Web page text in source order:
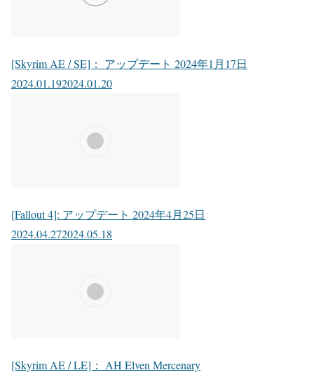
[Skyrim AE / SE]： アップデート 2024年1月17日
2024.01.192024.01.20
[Fallout 4]: アップデート 2024年4月25日
2024.04.272024.05.18
[Skyrim AE / LE]： AH Elven Mercenary